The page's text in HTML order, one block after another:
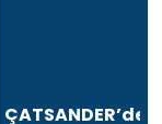
ÇATSANDER’den